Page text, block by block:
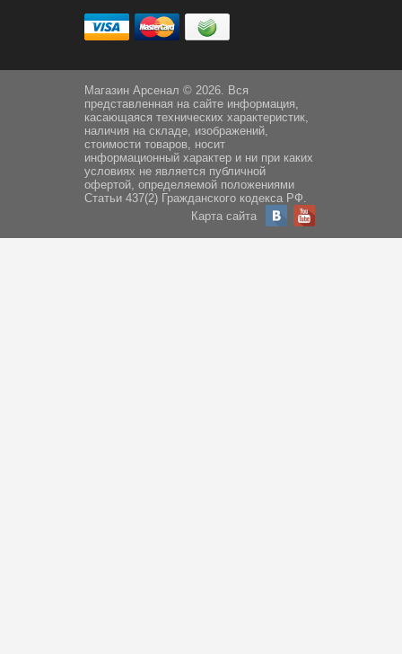
Магазин Арсенал © 2026. Вся
представленная на сайте информация,
касающаяся технических характеристик,
наличия на складе, изображений,
стоимости товаров, носит
информационный характер и ни при каких
условиях не является публичной
офертой, определяемой положениями
Статьи 437(2) Гражданского кодекса РФ.
Карта сайта